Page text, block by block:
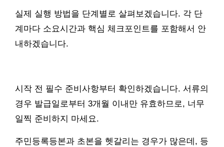
실제 실행 방법을 단계별로 살펴보겠습니다. 각 단
계마다 소요시간과 핵심 체크포인트를 포함해서 안
내하겠습니다.
시작 전 필수 준비사항부터 확인하겠습니다. 서류의
경우 발급일로부터 3개월 이내만 유효하므로, 너무
일찍 준비하지 마세요.
주민등록등본과 초본을 헷갈리는 경우가 많은데, 등